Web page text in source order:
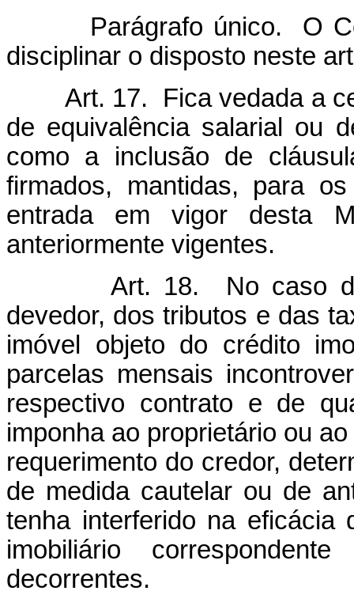
Parágrafo único. O
disciplinar o disposto neste
Art. 17. Fica vedada a
de equivalência salarial ou
como a inclusão de
firmados, mantidas, para
entrada em vigor desta
anteriormente vigentes.
Art. 18. No caso do
devedor, dos tributos e das
imóvel objeto do crédito
parcelas mensais
respectivo contrato e de
imponha ao proprietário ou
requerimento do credor,
de medida cautelar ou de
tenha interferido na eficácia
imobiliário
decorrentes.